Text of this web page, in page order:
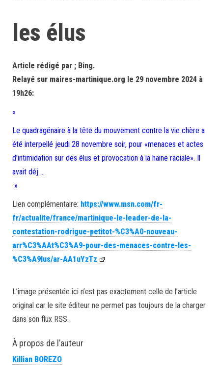
les élus
Article rédigé par ; Bing.
Relayé sur maires-martinique.org le 29 novembre 2024 à
19h26:
«
Le quadragénaire à la tête du mouvement contre la vie chère a
été interpellé jeudi 28 novembre soir, pour «menaces et actes
d’intimidation sur des élus et provocation à la haine raciale». Il
avait déj …
»
Lien complémentaire: https://www.msn.com/fr-
fr/actualite/france/martinique-le-leader-de-la-
contestation-rodrigue-petitot-%C3%A0-nouveau-
arr%C3%AAt%C3%A9-pour-des-menaces-contre-les-
%C3%A9lus/ar-AA1uYzTz
L’image présentée ici n’est pas exactement celle de l’article
original car le site éditeur ne permet pas toujours de la charger
dans son flux RSS.
À propos de l’auteur
Killian BOREZO